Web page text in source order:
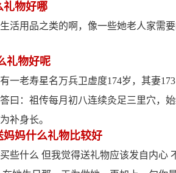
礼物好哪
活用品之类的啊，像一些她老人家需
礼物好呢
一老寿星名万兵卫虚度174岁，其妻
曰：祖传每月初八连续灸足三里穴，
补身长。
妈什么礼物比较好
些什么 但我觉得送礼物应该发自内心